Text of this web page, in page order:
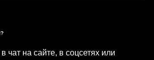
чат на сайте, в соцсетях или